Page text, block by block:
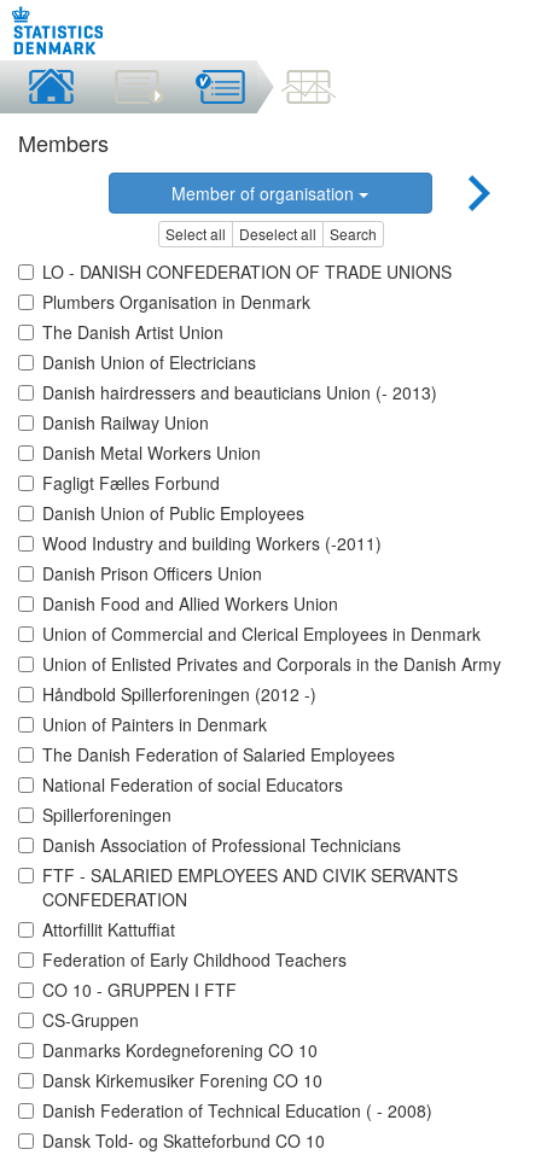
Members
Member of organisation
Select all Deselect all Search
LO - DANISH CONFEDERATION OF TRADE UNIONS
Plumbers Organisation in Denmark
The Danish Artist Union
Danish Union of Electricians
Danish hairdressers and beauticians Union (- 2013)
Danish Railway Union
Danish Metal Workers Union
Fagligt Fælles Forbund
Danish Union of Public Employees
Wood Industry and building Workers (-2011)
Danish Prison Officers Union
Danish Food and Allied Workers Union
Union of Commercial and Clerical Employees in Denmark
Union of Enlisted Privates and Corporals in the Danish Army
Håndbold Spillerforeningen (2012 -)
Union of Painters in Denmark
The Danish Federation of Salaried Employees
National Federation of social Educators
Spillerforeningen
Danish Association of Professional Technicians
FTF - SALARIED EMPLOYEES AND CIVIK SERVANTS
CONFEDERATION
Attorfillit Kattuffiat
Federation of Early Childhood Teachers
CO 10 - GRUPPEN I FTF
CS-Gruppen
Danmarks Kordegneforening CO 10
Dansk Kirkemusiker Forening CO 10
Danish Federation of Technical Education ( - 2008)
Dansk Told- og Skatteforbund CO 10